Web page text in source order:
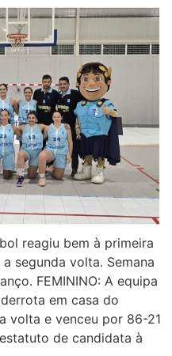
reagiu bem à primeira
segunda volta. Semana
FEMININO: A equipa
em casa do
volta e venceu por 86-21
de candidata à